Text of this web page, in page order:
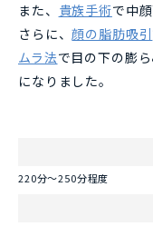
また、 貴族手術で中
さらに、顔の脂肪吸引
ムラ法で目の下の膨
になりました。
220分～250分程度